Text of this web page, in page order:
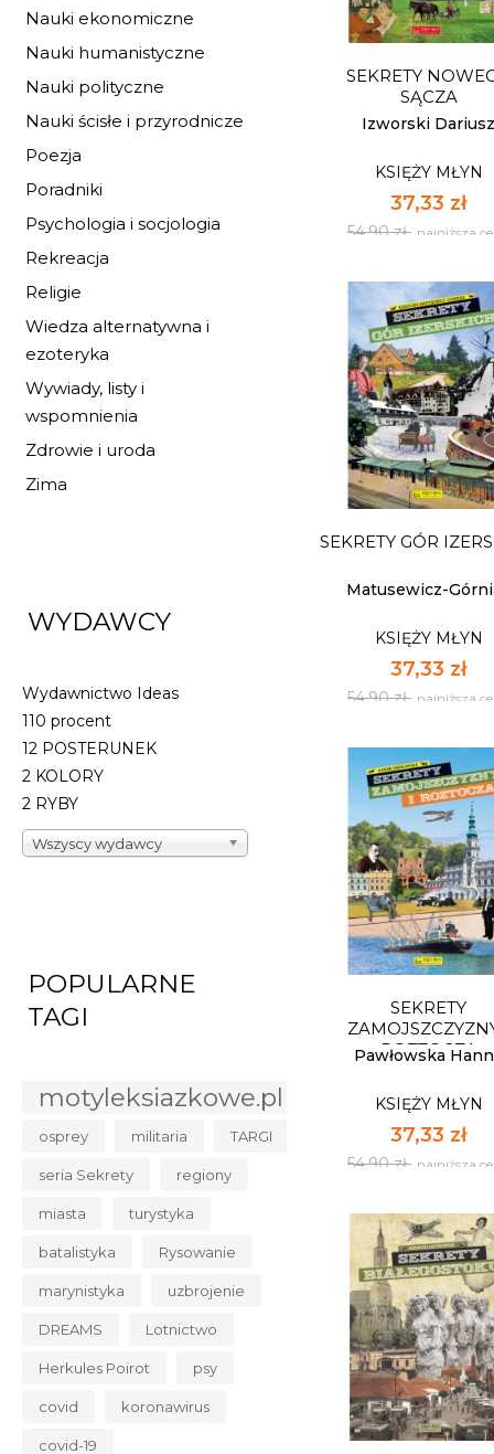
Nauki ekonomiczne
Nauki humanistyczne
Nauki polityczne
Nauki ścisłe i przyrodnicze
Poezja
Poradniki
Psychologia i socjologia
Rekreacja
Religie
Wiedza alternatywna i
ezoteryka
Wywiady, listy i
wspomnienia
Zdrowie i uroda
Zima
WYDAWCY
Wydawnictwo Ideas
110 procent
12 POSTERUNEK
2 KOLORY
2 RYBY
Wszyscy wydawcy
POPULARNE
TAGI
motyleksiazkowe.pl
osprey militaria TARGI
seria Sekrety regiony
miasta turystyka
batalistyka Rysowanie
marynistyka uzbrojenie
DREAMS Lotnictwo
Herkules Poirot psy
covid koronawirus
covid-19
37,33 zł
54,90 zł najniższa
Dostępnych: 10
Ilość:
DO KOSZYKA
SEKRETY
SĄCZA
Izworski Dariusz
KSIĘŻY MŁYN
37,33 zł
54,90 zł najniższa
SEKRETY
SĄCZA
KSIĘŻY MŁYN
37,33 zł
54,90 zł najniższa
Dostępnych: 10
Ilość:
DO KOSZYKA
SEKRETY GÓR
Matusewicz-
KSIĘŻY MŁYN
37,33 zł
54,90 zł najniższa
SEKRETY GÓR
KSIĘŻY MŁYN
37,33 zł
54,90 zł najniższa
Dostępnych: 14
Ilość:
DO KOSZYKA
SEKRETY
ROZTOCZA
Pawłowska
KSIĘŻY MŁYN
37,33 zł
54,90 zł najniższa
SEKRETY
ROZTOCZA
KSIĘŻY MŁYN
37,33 zł
54,90 zł najniższa